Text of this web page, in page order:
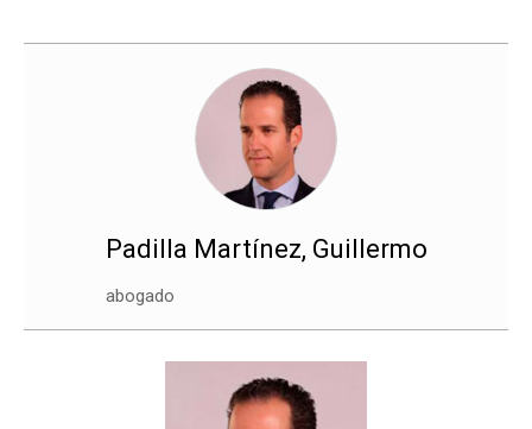
Padilla Martínez, Guillermo
abogado